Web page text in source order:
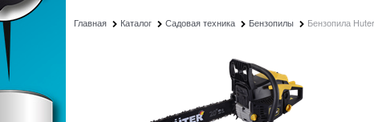
Главная Каталог Садовая техника Бензопилы Бензопила